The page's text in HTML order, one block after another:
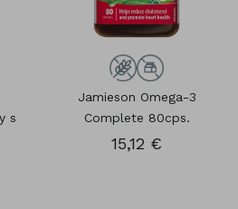
s
Jamieson Omega-3
Complete 80cps.
15,12 €